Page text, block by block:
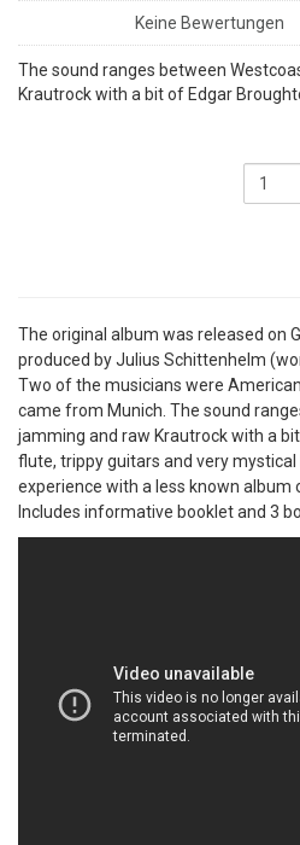
Keine Bewertungen
The sound ranges between
Krautrock with a bit of Edgar
The original album was released on
produced by Julius Schittenhelm
Two of the musicians were
came from Munich. The sound
jamming and raw Krautrock with a
flute, trippy guitars and very
experience with a less known album
Includes informative booklet and 3